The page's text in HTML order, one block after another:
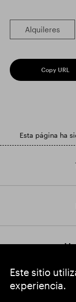
Este sitio
experiencia.
Alquileres
Copy URL
Esta página ha